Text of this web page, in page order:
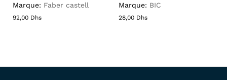
Marque: Faber castell
92,00 Dhs
Marque: BIC
28,00 Dhs